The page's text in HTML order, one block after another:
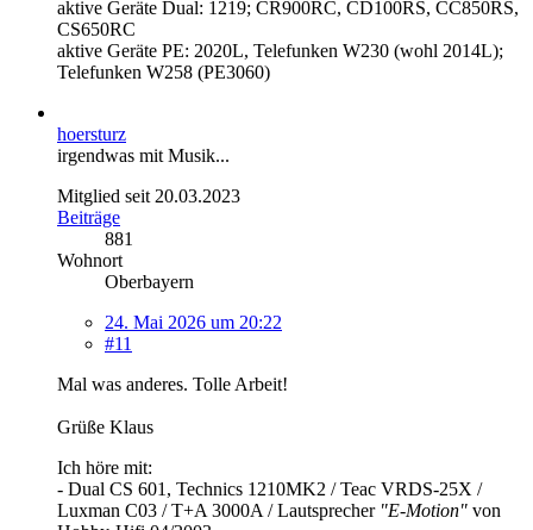
aktive Geräte Dual: 1219; CR900RC, CD100RS, CC850RS,
CS650RC
aktive Geräte PE: 2020L, Telefunken W230 (wohl 2014L);
Telefunken W258 (PE3060)
hoersturz
irgendwas mit Musik...
Mitglied seit 20.03.2023
Beiträge
881
Wohnort
Oberbayern
24. Mai 2026 um 20:22
#11
Mal was anderes. Tolle Arbeit!
Grüße Klaus
Ich höre mit:
- Dual CS 601, Technics 1210MK2 / Teac VRDS-25X /
Luxman C03 / T+A 3000A / Lautsprecher "E-Motion" von